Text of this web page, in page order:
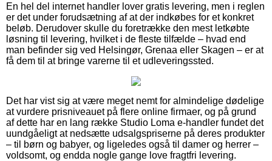
En hel del internet handler lover gratis levering, men i reglen
er det under forudsætning af at der indkøbes for et konkret
beløb. Derudover skulle du foretrække den mest letkøbte
løsning til levering, hvilket i de fleste tilfælde – hvad end
man befinder sig ved Helsingør, Grenaa eller Skagen – er at
få dem til at bringe varerne til et udleveringssted.
Det har vist sig at være meget nemt for almindelige dødelige
at vurdere prisniveauet på flere online firmaer, og på grund
af dette har en lang række Studio Loma e-handler fundet det
uundgåeligt at nedsætte udsalgspriserne på deres produkter
– til børn og babyer, og ligeledes også til damer og herrer –
voldsomt, og endda nogle gange love fragtfri levering.